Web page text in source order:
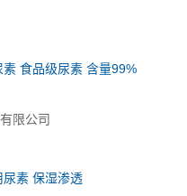
食品级尿素 含量99%
限公司
尿素 保湿渗透